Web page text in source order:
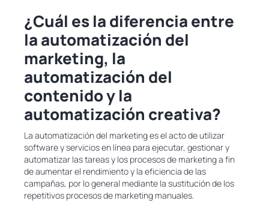
¿Cuál es la diferencia entre
la automatización del
marketing, la
automatización del
contenido y la
automatización creativa?
La automatización del marketing es el acto de utilizar
software y servicios en línea para ejecutar, gestionar y
automatizar las tareas y los procesos de marketing a fin
de aumentar el rendimiento y la eficiencia de las
campañas, por lo general mediante la sustitución de los
repetitivos procesos de marketing manuales.